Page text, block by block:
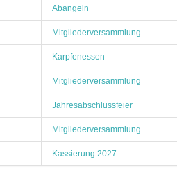
Abangeln
Mitgliederversammlung
Karpfenessen
Mitgliederversammlung
Jahresabschlussfeier
Mitgliederversammlung
Kassierung 2027